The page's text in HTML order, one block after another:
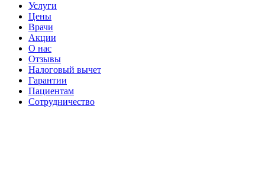
Услуги
Цены
Врачи
Акции
О нас
Отзывы
Налоговый вычет
Гарантии
Пациентам
Сотрудничество